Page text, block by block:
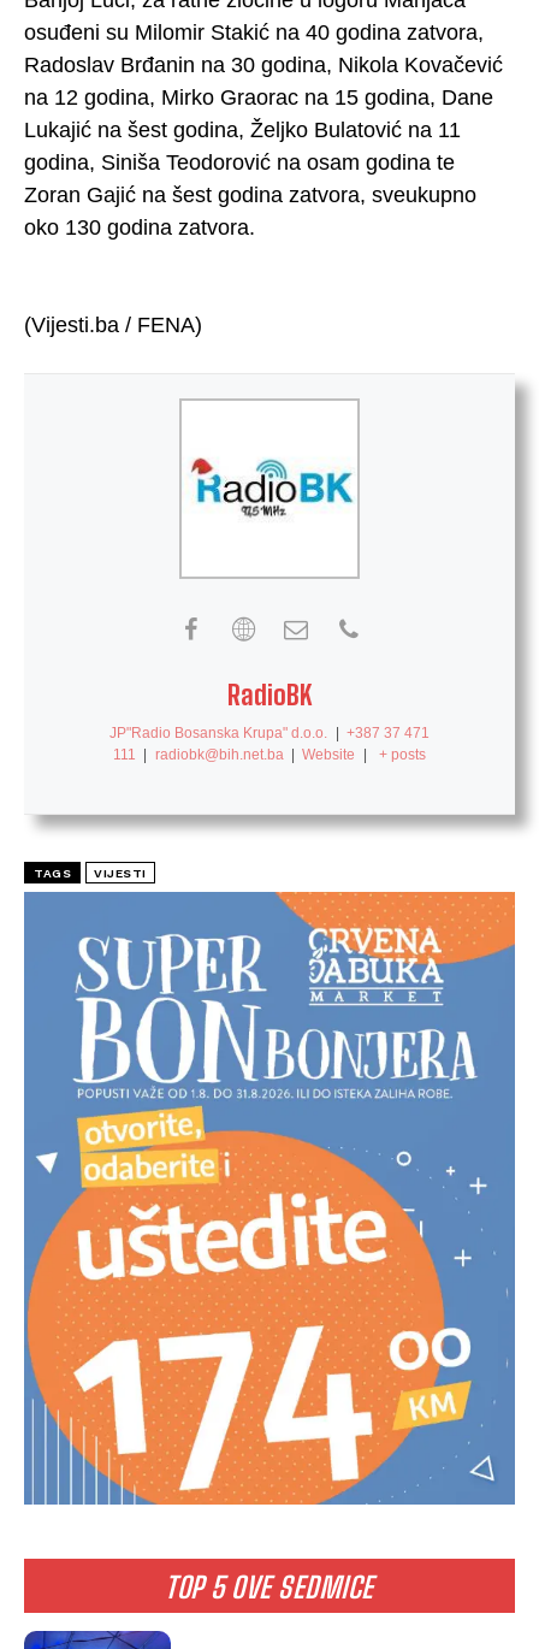
TOP 5 OVE SEDMICE
osuđeni su Milomir Stakić na 40 godina zatvora,
Radoslav Brđanin na 30 godina, Nikola Kovačević
na 12 godina, Mirko Graorac na 15 godina, Dane
Lukajić na šest godina, Željko Bulatović na 11
godina, Siniša Teodorović na osam godina te
Zoran Gajić na šest godina zatvora, sveukupno
oko 130 godina zatvora.
(Vijesti.ba / FENA)
RadioBK
JP"Radio Bosanska Krupa" d.o.o. | +387 37 471
111
| radiobk@bih.net.ba | Website | + posts
TAGS VIJESTI